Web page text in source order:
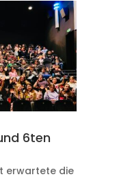
6ten
erwartete die